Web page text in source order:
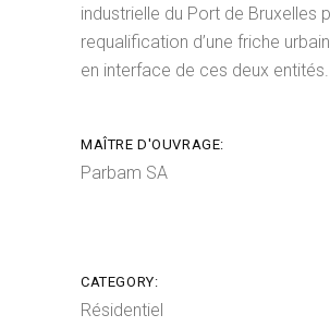
industrielle du Port de Bruxelles
requalification d’une friche
en interface de ces deux entités.
MAÎTRE D'OUVRAGE:
Parbam SA
CATEGORY:
Résidentiel